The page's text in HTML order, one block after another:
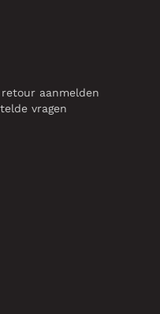
aanmelden
vragen